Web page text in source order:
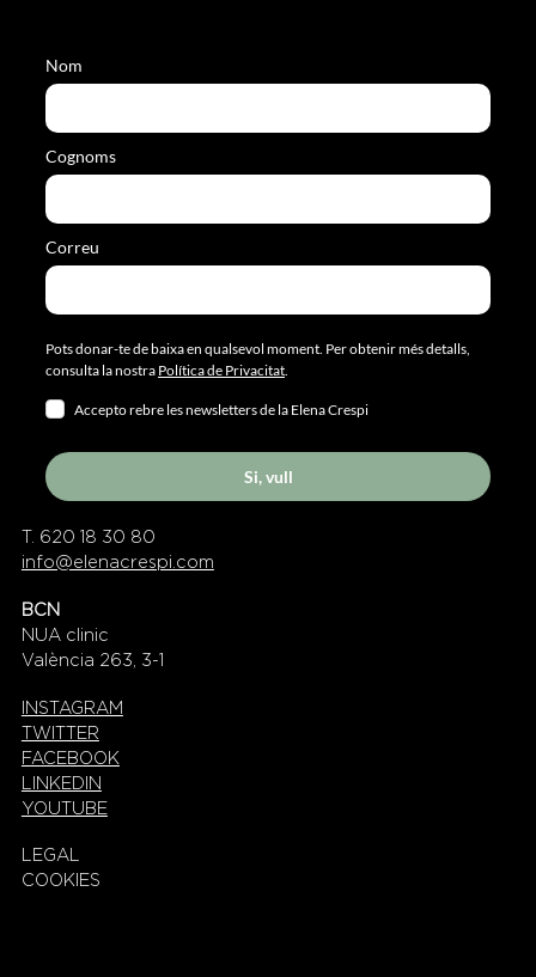
Nom
Cognoms
Correu
Pots donar-te de baixa en qualsevol moment. Per obtenir més detalls,
consulta la nostra Política de Privacitat.
Accepto rebre les newsletters de la Elena Crespi
Si, vull
T. 620 18 30 80
info@elenacrespi.com
BCN
NUA clinic
València 263, 3-1
INSTAGRAM
TWITTER
FACEBOOK
LINKEDIN
YOUTUBE
LEGAL
COOKIES